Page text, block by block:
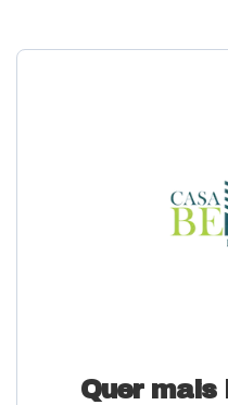
Quer mais